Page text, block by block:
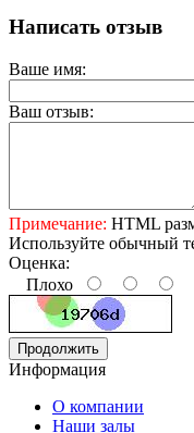
Написать отзыв
Ваше имя:
Ваш отзыв:
Примечание: HTML
Используйте обычный
Оценка:
Плохо
Продолжить
Информация
O компании
Наши залы